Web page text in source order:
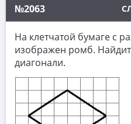
4. См. раздел 1
5. См. раздел 1
6. Вычисления с дробями
8. Степени и корни
№2063
На клетчатой бумаге с
изображен ромб.
диагонали.